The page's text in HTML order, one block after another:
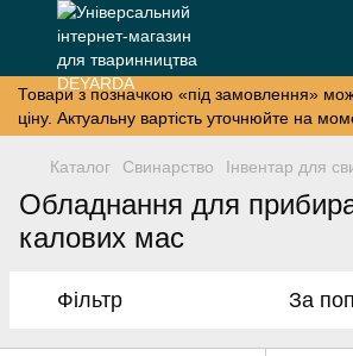
Товари з позначкою «під замовлення»
ціну. Актуальну вартість уточнюйте на
Каталог Свинарство Інвентар для
Обладнання для
калових мас
Фільтр За